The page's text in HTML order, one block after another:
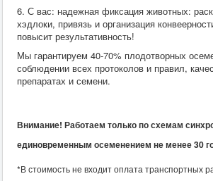
6. С вас: надежная фиксация животных:
хэдлоки, привязь и организация
повысит результативность!
Мы гарантируем 40-70% плодотворных
соблюдении всех протоколов и правил,
препаратах и семени.
Внимание! Работаем только по схемам
единовременным осеменением не менее 30
*В стоимость не входит оплата транспортных